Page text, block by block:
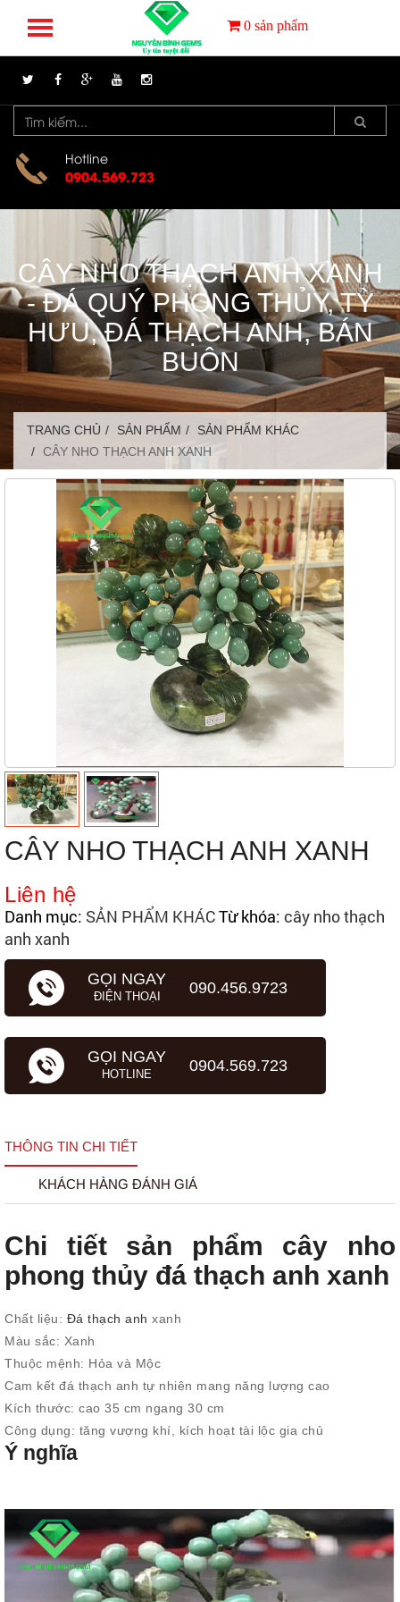
0 sản phẩm
Hotline
0904.569.723
CÂY NHO THẠCH ANH XANH
- ĐÁ QUÝ PHONG THỦY, TỲ
HƯU, ĐÁ THẠCH ANH, BÁN
BUÔN
TRANG CHỦ SẢN PHẨM
SẢN PHẨM KHÁC
CÂY NHO THẠCH ANH XANH
CÂY NHO THẠCH ANH XANH
Liên hệ
Danh mục: SẢN PHẨM KHÁCTừ khóa: cây nho thạch
anh xanh
GỌI NGAY
ĐIỆN THOẠI 090.456.9723
GỌI NGAY
HOTLINE 0904.569.723
THÔNG TIN CHI TIẾT
KHÁCH HÀNG ĐÁNH GIÁ
Chi tiết sản phẩm cây nho
phong thủy đá thạch anh xanh
Chất liệu: Đá thạch anh xanh
Màu sắc: Xanh
Thuộc mệnh: Hỏa và Mộc
Cam kết đá thạch anh tự nhiên mang năng lượng cao
Kích thước: cao 35 cm ngang 30 cm
Công dụng: tăng vượng khí, kích hoạt tài lộc gia chủ
Ý nghĩa